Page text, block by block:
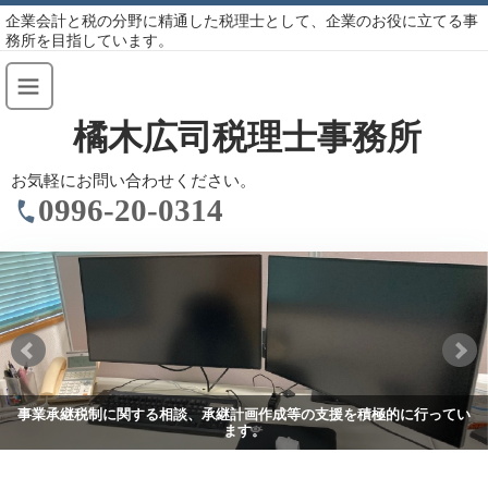
企業会計と税の分野に精通した税理士として、企業のお役に立てる事
務所を目指しています。
橘木広司税理士事務所
お気軽にお問い合わせください。
0996-20-0314
事業承継税制に関する相談、承継計画作成等の支援を積極的に行ってい
ます。